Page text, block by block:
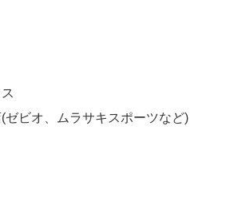
ゼビオ、ムラサキスポーツなど)